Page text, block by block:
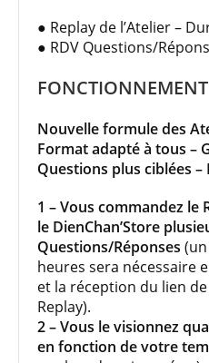
● Replay de l’Atelier –
● RDV Questions/
FONCTIONNEMENT
Nouvelle formule des
Format adapté à tous –
Questions plus ciblées
1 – Vous commandez le
le DienChan’Store
Questions/Réponses
heures sera nécessaire
et la réception du lien
Replay).
2 – Vous le visionnez
en fonction de votre